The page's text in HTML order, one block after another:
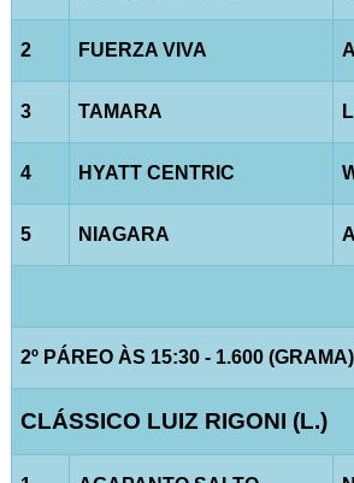
2 FUERZA VIVA
3 TAMARA
4 HYATT CENTRIC
5 NIAGARA
2º PÁREO ÀS 15:30 - 1.600 (GRAMA)
CLÁSSICO LUIZ RIGONI (L.)